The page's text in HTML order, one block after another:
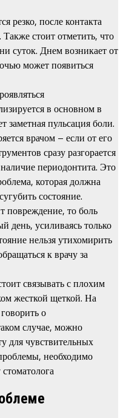
резко, после контакта
стоит отметить, что
суток. Днем возникает от
может появиться
в основном в
заметная пульсация боли.
врачом – если от его
сразу разгорается
периодонтита. Это
которая должна
состояние.
повреждение, то боль
день, усиливаясь только
нельзя утихомирить
к врачу за
связывать с плохим
жесткой щеткой. На
о
случае, можно
для чувствительных
необходимо